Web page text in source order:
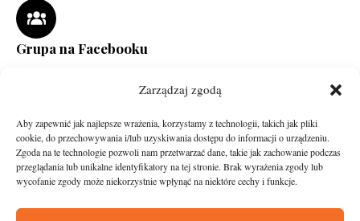
Zarządzaj zgodą
Aby zapewnić jak najlepsze wrażenia, korzystamy z technologii, takich jak pliki
cookie, do przechowywania i/lub uzyskiwania dostępu do informacji o urządzeniu.
Zgoda na te technologie pozwoli nam przetwarzać dane, takie jak zachowanie podczas
przeglądania lub unikalne identyfikatory na tej stronie. Brak wyrażenia zgody lub
wycofanie zgody może niekorzystnie wpłynąć na niektóre cechy i funkcje.
Grupa na Facebooku